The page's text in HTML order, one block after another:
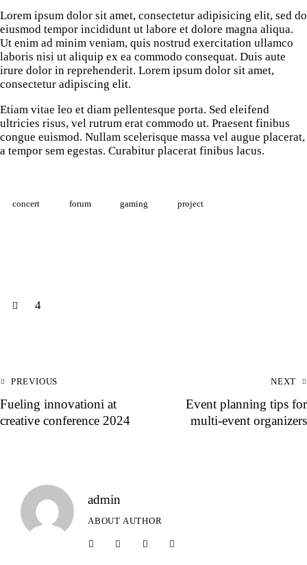
Lorem ipsum dolor sit amet, consectetur adipisicing elit, sed do
eiusmod tempor incididunt ut labore et dolore magna aliqua.
Ut enim ad minim veniam, quis nostrud exercitation ullamco
laboris nisi ut aliquip ex ea commodo consequat. Duis aute
irure dolor in reprehenderit. Lorem ipsum dolor sit amet,
consectetur adipiscing elit.
Etiam vitae leo et diam pellentesque porta. Sed eleifend
ultricies risus, vel rutrum erat commodo ut. Praesent finibus
congue euismod. Nullam scelerisque massa vel augue placerat,
a tempor sem egestas. Curabitur placerat finibus lacus.
concert forum gaming project
4
PREVIOUS
Fueling innovationі at
creative conference 2024
NEXT
Event planning tips for
multi-event organizers
admin
ABOUT AUTHOR